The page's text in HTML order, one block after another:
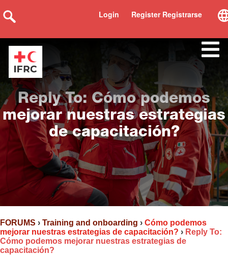
Register Registrarse
Login
Reply To: Cómo podemos
mejorar nuestras estrategias
de capacitación?
FORUMS › Training and onboarding › Cómo podemos
mejorar nuestras estrategias de capacitación? › Reply To:
Cómo podemos mejorar nuestras estrategias de
capacitación?